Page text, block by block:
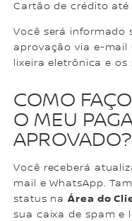
Cartão de crédito até
Você será informado
aprovação via e-mail
lixeira eletrônica e os
COMO
O MEU
APROVADO?
Você receberá
mail e WhatsApp.
status naÁrea do
sua caixa de spam e